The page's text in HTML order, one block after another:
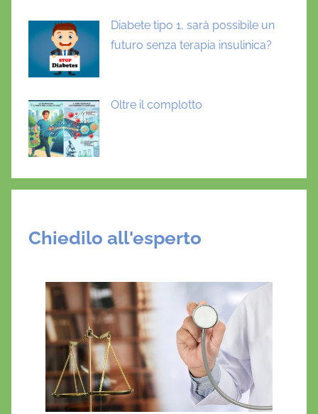
Diabete tipo 1, sarà possibile un
futuro senza terapia insulinica?
Oltre il complotto
Chiedilo all'esperto